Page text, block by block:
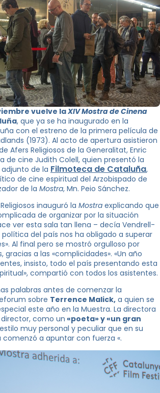
vuelve laXIV Mostra de Cinena
, que ya se ha inaugurado en la
con el estreno de la primera película de
(1973). Al acto de apertura asistieron
Afers Religiosos de la Generalitat, Enric
de cine Judith Colell, quien presentó la
de la Filmoteca de Cataluña,
de cine espiritual del Arzobispado de
de la Mostra, Mn. Peio Sánchez.
inauguró la Mostra explicando que
de organizar por la situación
ver esta sala tan llena – decía Vendrell-
del país nos ha obligado a superar
Al final pero se mostró orgulloso por
gracias a las «complicidades». «Un año
insisto, todo el país presentando esta
compartió con todos los asistentes.
palabras antes de comenzar la
sobre Terrence Malick, a quien se
este año en la Muestra. La directora
como un «poeta» y «un gran
muy personal y peculiar que en su
a apuntar con fuerza «.